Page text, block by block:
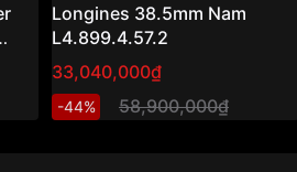
Longines 38.5mm Nam
L4.899.4.57.2
33,040,000₫
-44% 58,900,000₫